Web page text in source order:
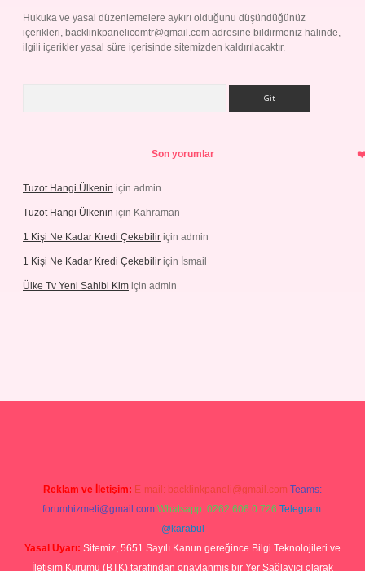
Hukuka ve yasal düzenlemelere aykırı olduğunu düşündüğünüz
içerikleri, backlinkpanelicomtr@gmail.com adresine bildirmeniz halinde,
ilgili içerikler yasal süre içerisinde sitemizden kaldırılacaktır.
Son yorumlar
Tuzot Hangi Ülkenin için admin
Tuzot Hangi Ülkenin için Kahraman
1 Kişi Ne Kadar Kredi Çekebilir için admin
1 Kişi Ne Kadar Kredi Çekebilir için İsmail
Ülke Tv Yeni Sahibi Kim için admin
Reklam ve İletişim: E-mail: backlinkpaneli@gmail.com Teams:
forumhizmeti@gmail.com Whatsapp: 0262 606 0 726 Telegram:
@karabul
Yasal Uyarı: Sitemiz, 5651 Sayılı Kanun gereğince Bilgi Teknolojileri ve
İletişim Kurumu (BTK) tarafından onaylanmış bir Yer Sağlayıcı olarak